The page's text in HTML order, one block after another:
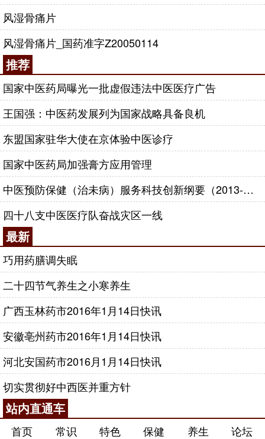
风湿骨痛片
风湿骨痛片_国药准字Z20050114
推荐
国家中医药局曝光一批虚假违法中医医疗广告
王国强：中医药发展列为国家战略具备良机
东盟国家驻华大使在京体验中医诊疗
国家中医药局加强膏方应用管理
中医预防保健（治未病）服务科技创新纲要（2013-2020年）
四十八支中医医疗队奋战灾区一线
最新
巧用药膳调失眠
二十四节气养生之小寒养生
广西玉林药市2016年1月14日快讯
安徽亳州药市2016年1月14日快讯
河北安国药市2016月1月14日快讯
切实贯彻好中西医并重方针
站内直通车
首页 常识 特色 保健 养生
论坛